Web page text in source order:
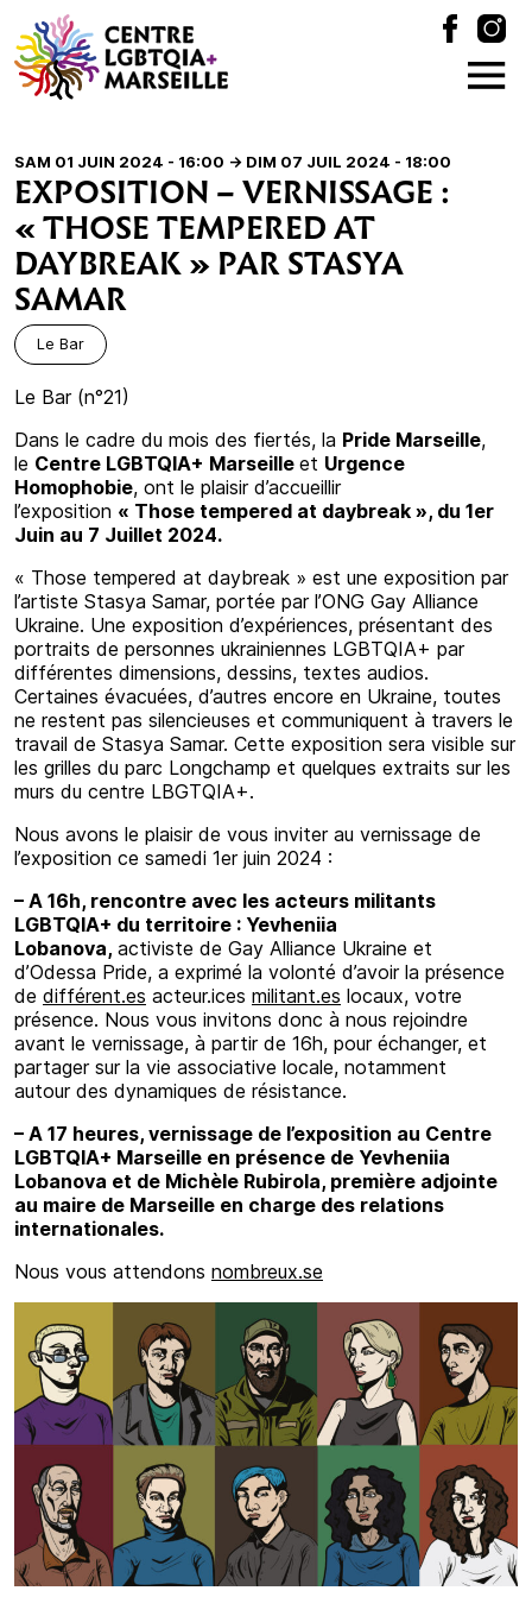
SAM 01 JUIN 2024 - 16:00 -> DIM 07 JUIL 2024 - 18:00
EXPOSITION – VERNISSAGE :
« THOSE TEMPERED AT
DAYBREAK » PAR STASYA
SAMAR
Le Bar
Le Bar (n°21)
Dans le cadre du mois des fiertés, la Pride Marseille,
le Centre LGBTQIA+ Marseille et Urgence
Homophobie, ont le plaisir d’accueillir
l’exposition « Those tempered at daybreak », du 1er
Juin au 7 Juillet 2024.
« Those tempered at daybreak » est une exposition par
l’artiste Stasya Samar, portée par l’ONG Gay Alliance
Ukraine. Une exposition d’expériences, présentant des
portraits de personnes ukrainiennes LGBTQIA+ par
différentes dimensions, dessins, textes audios.
Certaines évacuées, d’autres encore en Ukraine, toutes
ne restent pas silencieuses et communiquent à travers le
travail de Stasya Samar. Cette exposition sera visible sur
les grilles du parc Longchamp et quelques extraits sur les
murs du centre LBGTQIA+.
Nous avons le plaisir de vous inviter au vernissage de
l’exposition ce samedi 1er juin 2024 :
– A 16h, rencontre avec les acteurs militants
LGBTQIA+ du territoire : Yevheniia
Lobanova, activiste de Gay Alliance Ukraine et
d’Odessa Pride, a exprimé la volonté d’avoir la présence
de différent.es acteur.ices militant.es locaux, votre
présence. Nous vous invitons donc à nous rejoindre
avant le vernissage, à partir de 16h, pour échanger, et
partager sur la vie associative locale, notamment
autour des dynamiques de résistance.
– A 17 heures, vernissage de l’exposition au Centre
LGBTQIA+ Marseille en présence de Yevheniia
Lobanova et de Michèle Rubirola, première adjointe
au maire de Marseille en charge des relations
internationales.
Nous vous attendons nombreux.se